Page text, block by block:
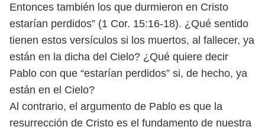
Entonces también los que durmieron en Cristo
estarían perdidos” (1 Cor. 15:16-18). ¿Qué sentido
tienen estos versículos si los muertos, al fallecer, ya
están en la dicha del Cielo? ¿Qué quiere decir
Pablo con que “estarían perdidos” si, de hecho, ya
están en el Cielo?
Al contrario, el argumento de Pablo es que la
resurrección de Cristo es el fundamento de nuestra